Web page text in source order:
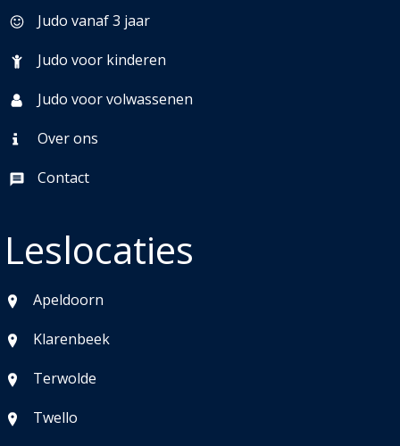
Judo vanaf 3 jaar
Judo voor kinderen
Judo voor volwassenen
Over ons
Contact
Leslocaties
Apeldoorn
Klarenbeek
Terwolde
Twello